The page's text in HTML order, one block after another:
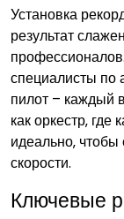
Установка
результат
специалисты по
пилот – каждый
как оркестр‚
идеально‚
скорости.
Ключевые